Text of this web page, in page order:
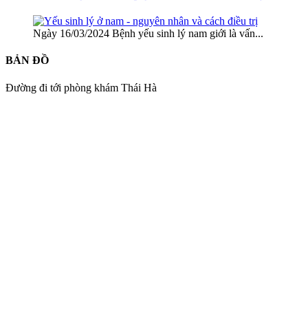
Ngày 16/03/2024 Bệnh yếu sinh lý nam giới là vấn...
BẢN ĐỒ
Đường đi tới phòng khám Thái Hà